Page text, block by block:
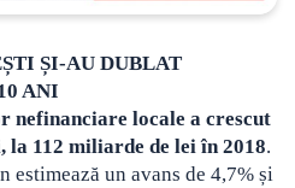
ȘI-AU DUBLAT
ANI
nefinanciare locale a crescut
112 miliarde de lei în 2018.
un avans de 4,7% și